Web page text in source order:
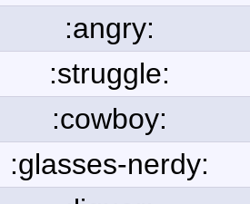
:angry:
:struggle:
:cowboy:
:glasses-nerdy: